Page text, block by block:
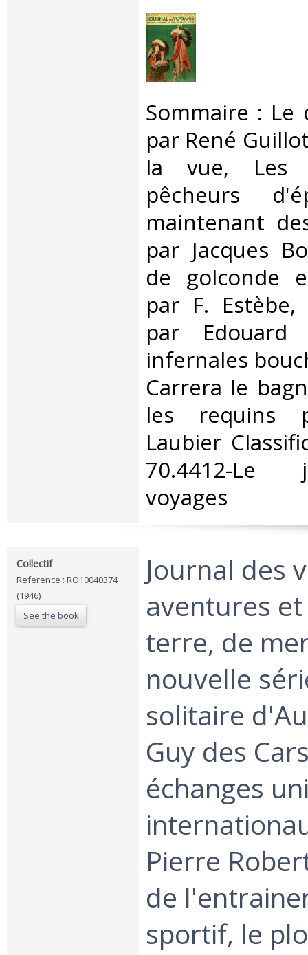
‎Sommaire : Le
par René
la vue, Les
pêcheurs
maintenant
par Jacques
de golconde
par F. Estèbe,
par Edouard
infernales
Carrera le
les requins
Laubier
70.4412-
voyages‎
‎Collectif‎
Reference : RO10040374
(1946)
See the book
‎Journal des
aventures
terre, de
nouvelle
solitaire
Guy des
échanges
Pierre
de
sportif, le